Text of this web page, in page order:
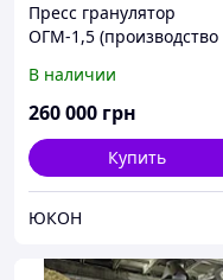
Пресс гранулятор
ОГМ-1,5 (производство
В наличии
260 000 грн
Купить
ЮКОН